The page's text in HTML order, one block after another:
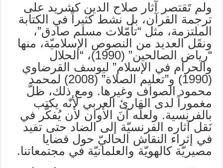
ولم تَقتصر آثار صلاح الدين كشريد على
ترجمة القرآن، بل نشط كثيراً في الكتابة
الملتزمة، مثل “تأمّلات مسلم صادق”،
ونقَل العديد من النصوص الإسلاميّة، منها
“رياض الصالحين” (1990)، “الحلال
والحرام في الإسلام” ليوسف القرضاوي
(1990) و”تعليم الصلاة” (2008) لمحمد
محمود الصواف وغيرها. ومع ذلك، ظلَّ
مغموراً لدى القارئ العربي لأنّه يكتب
بالفرنسية. ولعلّه آنَ الأوان لأن يُفكَّر في
نَقل آثاره الفرنسيّة إلى الضاد حتى تفيد
في إثراء النقاش الحاليّ حول قضايا
مصيريّة كالهويّة والعلمانيّة في مجتمعاتنا.